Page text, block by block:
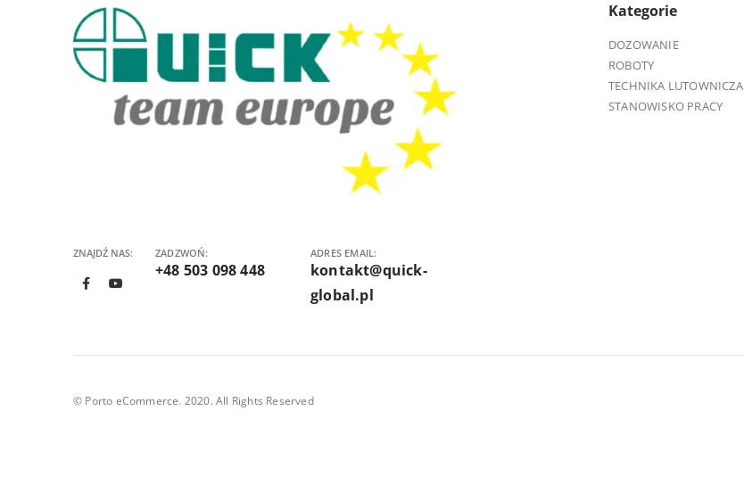
ZNAJDŹ NAS: ZADZWOŃ:
+48 503 098 448
ADRES EMAIL:
kontakt@quick-
global.pl
Kategorie
DOZOWANIE
ROBOTY
TECHNIKA LUTOWNICZA
STANOWISKO PRACY
© Porto eCommerce. 2020. All Rights Reserved